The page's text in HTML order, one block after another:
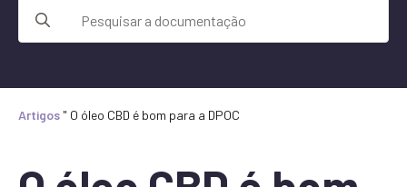
por:
Artigos " O óleo CBD é bom para a DPOC